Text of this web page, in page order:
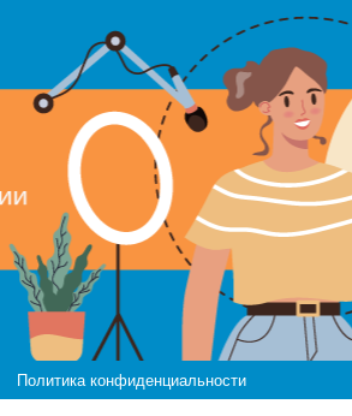
Политика конфиденциальности